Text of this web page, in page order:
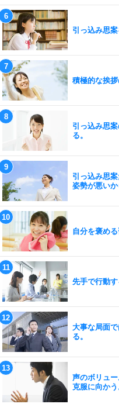
引っ込み思
積極的な挨
引っ込み思
る。
引っ込み思
姿勢が悪いか
自分を褒め
先手で行動す
大事な局面
る。
声のボリュ
克服に向かう